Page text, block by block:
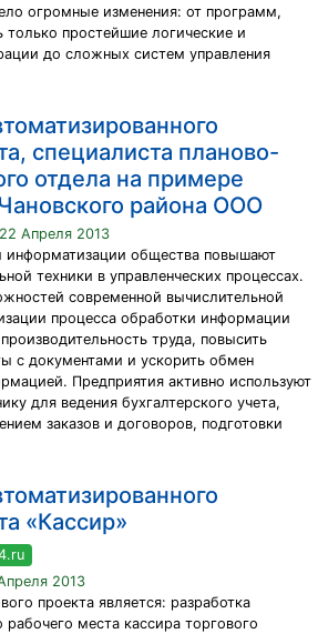
огромные изменения: от программ,
только простейшие логические и
до сложных систем управления
специалиста планово-
отдела на примере
района ООО
Апреля 2013
общества повышают
техники в управленческих процессах.
современной вычислительной
процесса обработки информации
труда, повысить
с документами и ускорить обмен
Предприятия активно используют
для ведения бухгалтерского учета,
заказов и договоров, подготовки
«Кассир»
2013
проекта является: разработка
рабочего места кассира торгового